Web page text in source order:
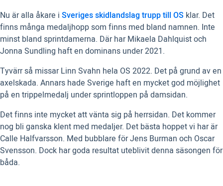
Nu är alla åkare i Sveriges skidlandslag trupp till OS klar. Det
finns många medaljhopp som finns med bland namnen. Inte
minst bland sprintdamerna. Där har Mikaela Dahlquist och
Jonna Sundling haft en dominans under 2021.
Tyvärr så missar Linn Svahn hela OS 2022. Det på grund av en
axelskada. Annars hade Sverige haft en mycket god möjlighet
på en trippelmedalj under sprintloppen på damsidan.
Det finns inte mycket att vänta sig på herrsidan. Det kommer
nog bli ganska klent med medaljer. Det bästa hoppet vi har är
Calle Halfvarsson. Med bubblare för Jens Burman och Oscar
Svensson. Dock har goda resultat uteblivit denna säsongen för
båda.